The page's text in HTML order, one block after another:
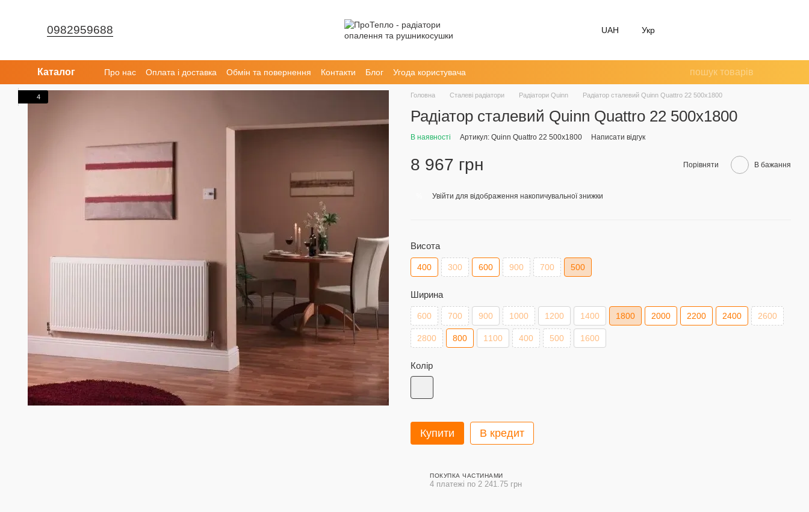
0982959688 UAH Укр
Каталог Про нас Оплата і доставка Обмін та повернення Контакти Блог Угода користувача
4 Головна Сталеві радіатори Радіатори Quinn Радіатор сталевий Quinn Quattro 22 500х1800
Радіатор сталевий Quinn Quattro 22 500х1800
В наявності Артикул: Quinn Quattro 22 500х1800 Написати відгук
8 967 грн Порівняти В бажання
Увійти для відображення накопичувальної знижки
Висота
400 300 600 900 700 500
Ширина
600 700 900 1000 1200 1400 1800 2000 2200 2400 2600
2800 800 1100 400 500 1600
Колір
Купити В кредит
ПОКУПКА ЧАСТИНАМИ
4 платежі по 2 241.75 грн